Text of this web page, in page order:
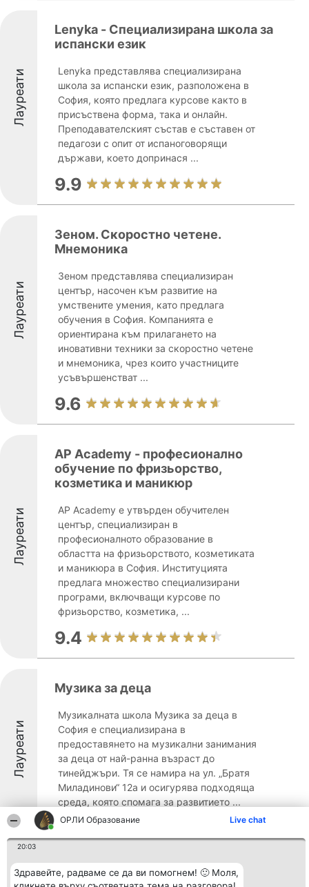
ОРЛИ Образование Live chat
20:03
Здравейте, радваме се да ви помогнем! 🙂 Моля,
Лауреати
Lenyka - Специализирана школа за
испански език
Lenyka представлява специализирана
школа за испански език, разположена в
София, която предлага курсове както в
присъствена форма, така и онлайн.
Преподавателският състав е съставен от
педагози с опит от испаноговорящи
държави, което допринася ...
9.9
Лауреати
Зеном. Скоростно четене.
Мнемоника
Зеном представлява специализиран
център, насочен към развитие на
умствените умения, като предлага
обучения в София. Компанията е
ориентирана към прилагането на
иновативни техники за скоростно четене
и мнемоника, чрез които участниците
усъвършенстват ...
9.6
Лауреати
AP Academy - професионално
обучение по фризьорство,
козметика и маникюр
AP Academy е утвърден обучителен
център, специализиран в
професионалното образование в
областта на фризьорството, козметиката
и маникюра в София. Институцията
предлага множество специализирани
програми, включващи курсове по
фризьорство, козметика, ...
9.4
Лауреати
Музика за деца
Музикалната школа Музика за деца в
София е специализирана в
предоставянето на музикални занимания
за деца от най-ранна възраст до
тинейджъри. Тя се намира на ул. „Братя
Миладинови“ 12а и осигурява подходяща
среда, която спомага за развитието ...
8.8
Бръмбазък - частна детска